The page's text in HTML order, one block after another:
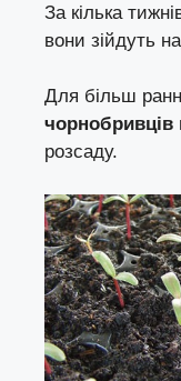
За кілька
вони зійдуть
Для більш
чорнобривців
розсаду.